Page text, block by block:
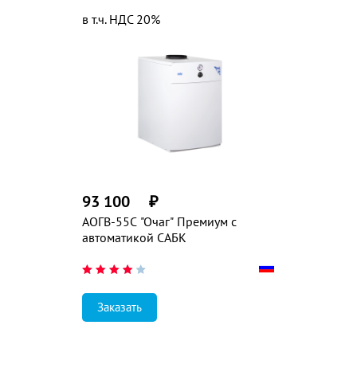
АОГВ-55C "Очаг" Премиум с
автоматикой САБК
93 100 ₽
в т.ч. НДС 20%
Заказать